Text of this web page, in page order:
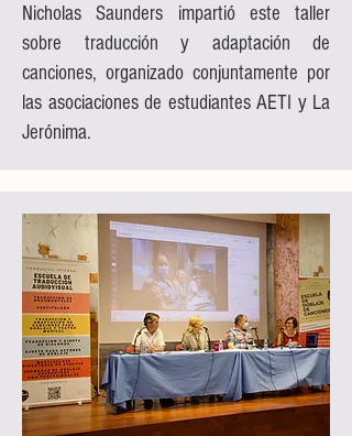
Nicholas Saunders impartió este taller
sobre traducción y adaptación de
canciones, organizado conjuntamente por
las asociaciones de estudiantes AETI y La
Jerónima.